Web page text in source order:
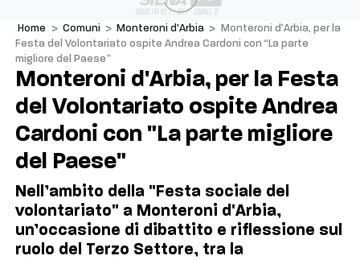
Home > Comuni > Monteroni d'Arbia >
Monteroni d’Arbia, per la
Festa del Volontariato ospite Andrea Cardoni con “La parte
migliore del Paese”
Monteroni d'Arbia, per la Festa
del Volontariato ospite Andrea
Cardoni con "La parte migliore
del Paese"
Nell’ambito della "Festa sociale del
volontariato" a Monteroni d'Arbia,
un’occasione di dibattito e riflessione sul
ruolo del Terzo Settore, tra la